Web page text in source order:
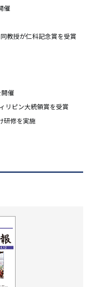
催
教授が仁科記念賞を受賞
催
リピン大統領賞を受賞
研修を実施